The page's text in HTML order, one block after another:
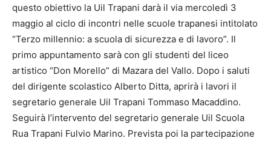
questo obiettivo la Uil Trapani darà il via mercoledì 3
maggio al ciclo di incontri nelle scuole trapanesi intitolato
“Terzo millennio: a scuola di sicurezza e di lavoro”. Il
primo appuntamento sarà con gli studenti del liceo
artistico “Don Morello” di Mazara del Vallo. Dopo i saluti
del dirigente scolastico Alberto Ditta, aprirà i lavori il
segretario generale Uil Trapani Tommaso Macaddino.
Seguirà l’intervento del segretario generale Uil Scuola
Rua Trapani Fulvio Marino. Prevista poi la partecipazione